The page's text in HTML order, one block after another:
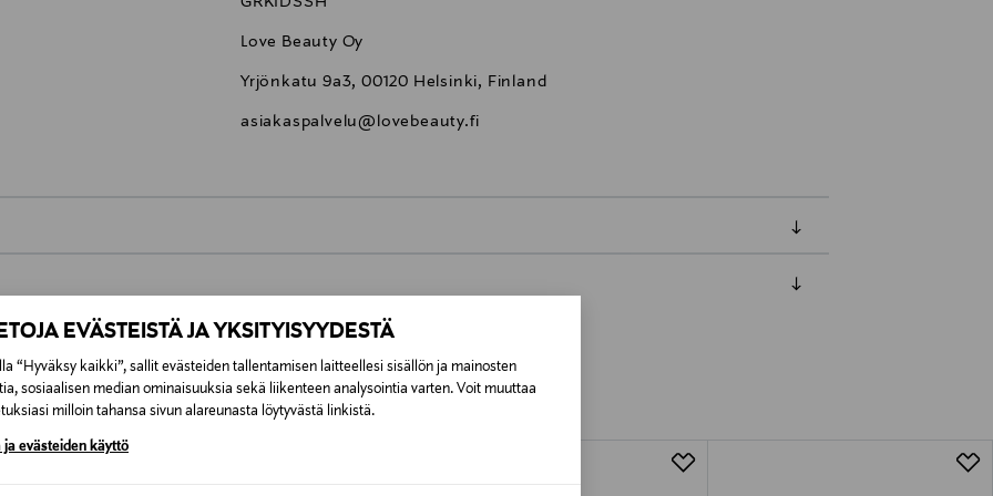
EVÄSTEISTÄ JA YKSITYISYYDESTÄ
“Hyväksy kaikki”, sallit evästeiden tallentamisen laitteellesi sisällön ja mainosten
sosiaalisen median ominaisuuksia sekä liikenteen analysointia varten. Voit muuttaa
milloin tahansa sivun alareunasta löytyvästä linkistä.
ja evästeiden käyttö
Love Beauty Oy
Yrjönkatu 9a3, 00120 Helsinki, Finland
asiakaspalvelu@lovebeauty.fi
0,00 € – 4,90 €
7,90 €–50,00 € kuljetusyhtiöstä ja tuotteen koosta riippuen
Alk. 6,90 €, kun toimitus on saatavilla valittuun osoitteeseen.
tilaukseesi. Voit palauttaa tilaamasi tuotteen 30 vuorokauden kuluessa tuotteen vastaanottamisesta.
NÄISTÄ